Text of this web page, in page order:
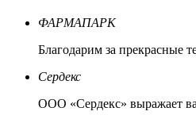
ФАРМАПАРК
Благодарим за прекрасные
Сердекс
ООО «Сердекс» выражает